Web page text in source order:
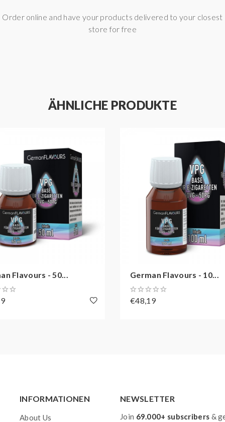
Order online and have your products delivered to your closest
store for free
ÄHNLICHE PRODUKTE
Flavours - 50... German Flavours - 10...
€48,19
INFORMATIONEN
About Us
NEWSLETTER
Join 69.000+ subscribers &